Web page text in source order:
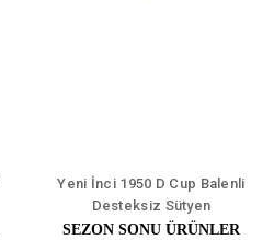
Yeni İnci 1950 D Cup Balenli
Desteksiz Sütyen
SEZON SONU ÜRÜNLER